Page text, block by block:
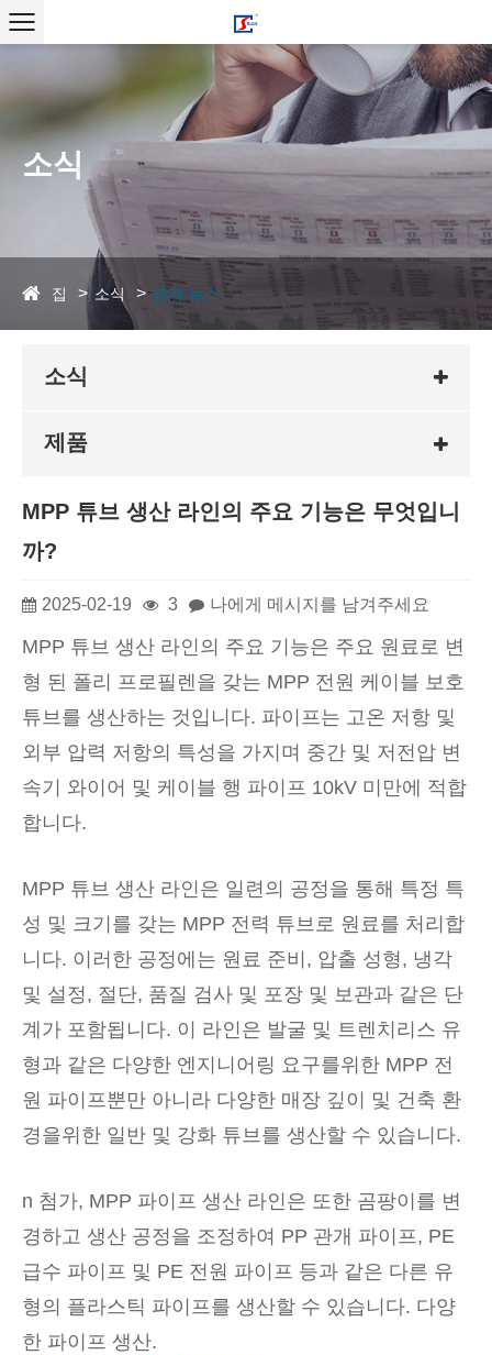
소식
집 소식 업계 뉴스
소식
제품
MPP 튜브 생산 라인의 주요 기능은 무엇입니
까?
2025-02-19 3 나에게 메시지를 남겨주세요
MPP 튜브 생산 라인의 주요 기능은 주요 원료로 변
형 된 폴리 프로필렌을 갖는 MPP 전원 케이블 보호
튜브를 생산하는 것입니다. 파이프는 고온 저항 및
외부 압력 저항의 특성을 가지며 중간 및 저전압 변
속기 와이어 및 케이블 행 파이프 10kV 미만에 적합
합니다.
MPP 튜브 생산 라인은 일련의 공정을 통해 특정 특
성 및 크기를 갖는 MPP 전력 튜브로 원료를 처리합
니다. 이러한 공정에는 원료 준비, 압출 성형, 냉각
및 설정, 절단, 품질 검사 및 포장 및 보관과 같은 단
계가 포함됩니다. 이 라인은 발굴 및 트렌치리스 유
형과 같은 다양한 엔지니어링 요구를위한 MPP 전
원 파이프뿐만 아니라 다양한 매장 깊이 및 건축 환
경을위한 일반 및 강화 튜브를 생산할 수 있습니다.
n 첨가, MPP 파이프 생산 라인은 또한 곰팡이를 변
경하고 생산 공정을 조정하여 PP 관개 파이프, PE
급수 파이프 및 PE 전원 파이프 등과 같은 다른 유
형의 플라스틱 파이프를 생산할 수 있습니다. 다양
한 파이프 생산.